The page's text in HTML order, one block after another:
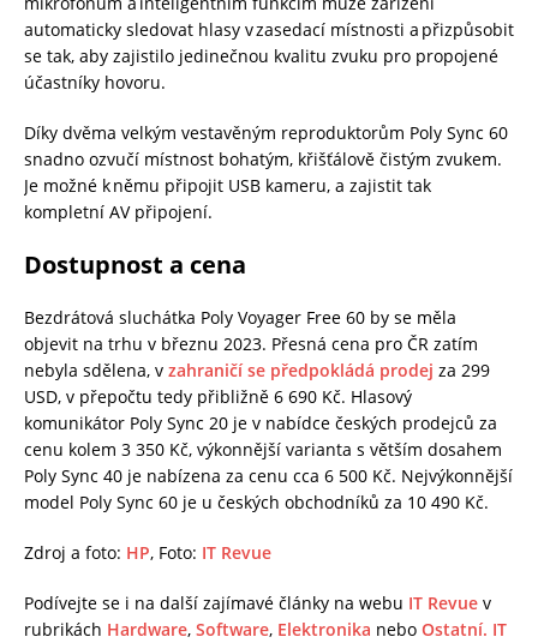
automaticky sledovat hlasy v zasedací místnosti a přizpůsobit
se tak, aby zajistilo jedinečnou kvalitu zvuku pro propojené
účastníky hovoru.
Díky dvěma velkým vestavěným reproduktorům Poly Sync 60
snadno ozvučí místnost bohatým, křišťálově čistým zvukem.
Je možné k němu připojit USB kameru, a zajistit tak
kompletní AV připojení.
Dostupnost a cena
Bezdrátová sluchátka Poly Voyager Free 60 by se měla
objevit na trhu v březnu 2023. Přesná cena pro ČR zatím
nebyla sdělena, v zahraničí se předpokládá prodej za 299
USD, v přepočtu tedy přibližně 6 690 Kč. Hlasový
komunikátor Poly Sync 20 je v nabídce českých prodejců za
cenu kolem 3 350 Kč, výkonnější varianta s větším dosahem
Poly Sync 40 je nabízena za cenu cca 6 500 Kč. Nejvýkonnější
model Poly Sync 60 je u českých obchodníků za 10 490 Kč.
Zdroj a foto: HP, Foto: IT Revue
Podívejte se i na další zajímavé články na webu IT Revue v
rubrikách Hardware, Software, Elektronika nebo Ostatní. IT